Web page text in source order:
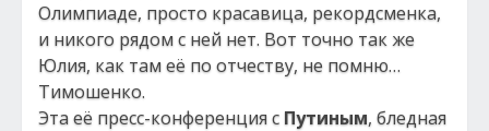
Олимпиаде, просто красавица, рекордсменка,
и никого рядом с ней нет. Вот точно так же
Юлия, как там её по отчеству, не помню…
Тимошенко.
Эта её пресс-конференция с Путиным, бледная